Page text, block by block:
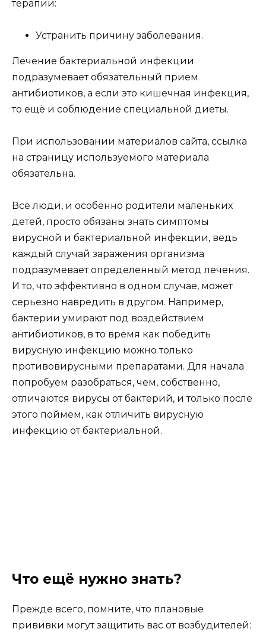
терапии:
Устранить причину заболевания.
Лечение бактериальной инфекции
подразумевает обязательный прием
антибиотиков, а если это кишечная инфекция,
то ещё и соблюдение специальной диеты.
При использовании материалов сайта, ссылка
на страницу используемого материала
обязательна.
Все люди, и особенно родители маленьких
детей, просто обязаны знать симптомы
вирусной и бактериальной инфекции, ведь
каждый случай заражения организма
подразумевает определенный метод лечения.
И то, что эффективно в одном случае, может
серьезно навредить в другом. Например,
бактерии умирают под воздействием
антибиотиков, в то время как победить
вирусную инфекцию можно только
противовирусными препаратами. Для начала
попробуем разобраться, чем, собственно,
отличаются вирусы от бактерий, и только после
этого поймем, как отличить вирусную
инфекцию от бактериальной.
Что ещё нужно знать?
Прежде всего, помните, что плановые
прививки могут защитить вас от возбудителей: